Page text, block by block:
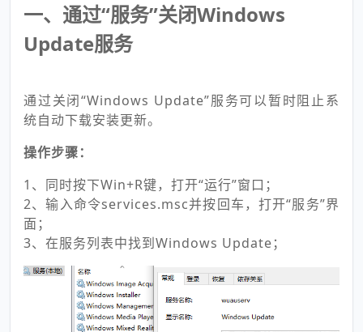
一、通过“服务”关闭Windows
Update服务
通过关闭“Windows Update”服务可以暂时阻止系
统自动下载安装更新。
操作步骤：
1、同时按下Win+R键，打开“运行”窗口；
2、输入命令services.msc并按回车，打开“服务”界
面；
3、在服务列表中找到Windows Update；